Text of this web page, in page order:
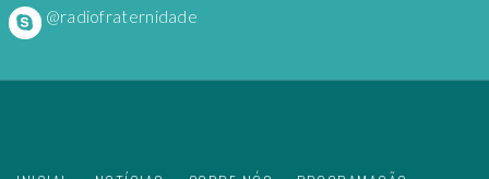
@radiofraternidade